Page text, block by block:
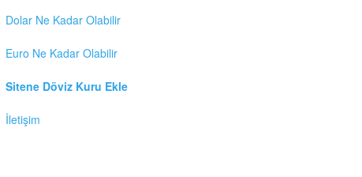
Dolar Ne Kadar Olabilir
Euro Ne Kadar Olabilir
Sitene Döviz Kuru Ekle
İletişim